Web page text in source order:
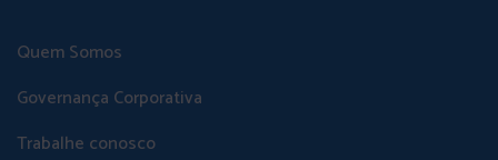
Quem Somos
Governança Corporativa
Trabalhe conosco